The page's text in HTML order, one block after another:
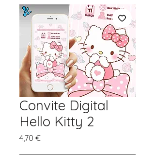
Convite Digital
Hello Kitty 2
4,70 €Preço